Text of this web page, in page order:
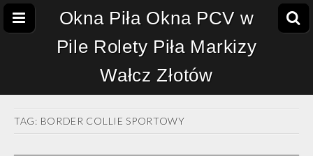
Okna Piła Okna PCV w
Pile Rolety Piła Markizy
Wałcz Złotów
TAG: BORDER COLLIE SPORTOWY